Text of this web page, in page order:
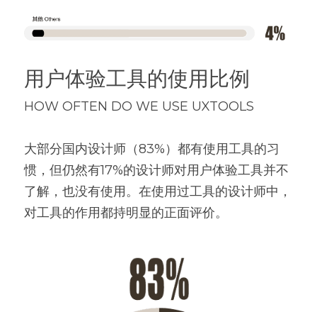
用户体验工具的使用比例
HOW OFTEN DO WE USE UXTOOLS
大部分国内设计师（83%）都有使用工具的习
惯，但仍然有17%的设计师对用户体验工具并不
了解，也没有使用。在使用过工具的设计师中，
对工具的作用都持明显的正面评价。